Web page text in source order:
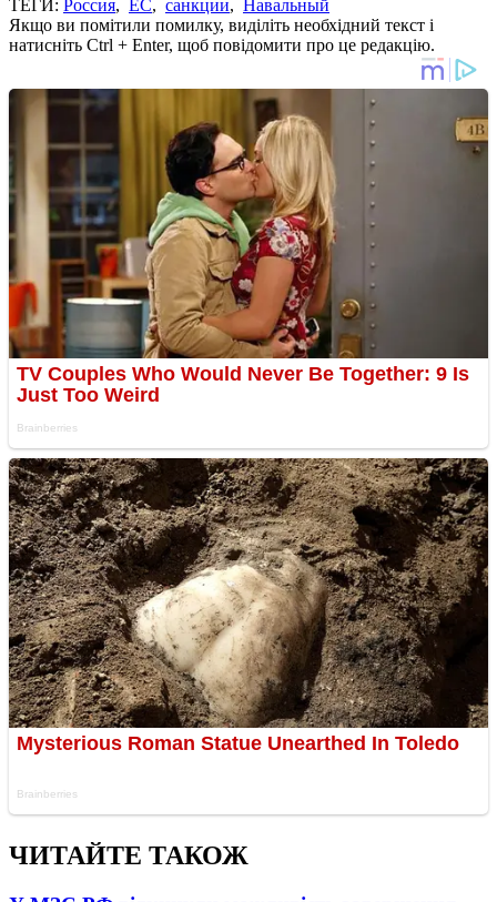
ТЕГИ: Россия, ЕС, санкции,
Навальный
Якщо ви помітили помилку, виділіть необхідний текст і
натисніть Ctrl + Enter, щоб повідомити про це редакцію.
ЧИТАЙТЕ ТАКОЖ